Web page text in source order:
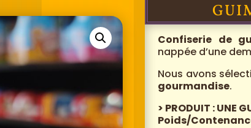
Confiserie de
nappée d’une
Nous avons
gourmandise.
> PRODUIT : UNE
Poids/